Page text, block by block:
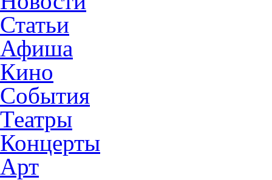
Статьи
Афиша
Кино
События
Театры
Концерты
Арт